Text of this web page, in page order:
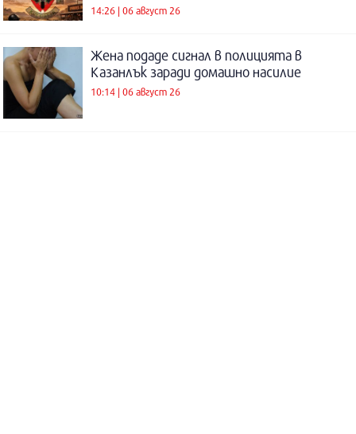
14:26 | 06 август 26
Жена подаде сигнал в полицията в
Казанлък заради домашно насилие
10:14 | 06 август 26